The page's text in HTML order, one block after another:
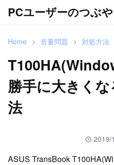
PCユーザーのつぶ
Home 音量問題 対処方法
勝手に大きく
法
2019/
ASUS TransBook